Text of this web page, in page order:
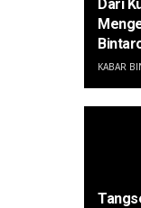
Dari
KABAR